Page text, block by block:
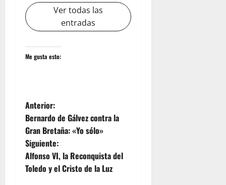
Ver todas las
entradas
Me gusta esto:
N
a
v
e
Anterior:
Bernardo de Gálvez contra la
Gran Bretaña: «Yo sólo»
Siguiente:
Alfonso VI, la Reconquista del
Toledo y el Cristo de la Luz